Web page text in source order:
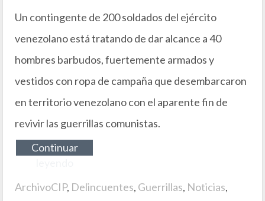
Un contingente de 200 soldados del ejército
venezolano está tratando de dar alcance a 40
hombres barbudos, fuertemente armados y
vestidos con ropa de campaña que desembarcaron
en territorio venezolano con el aparente fin de
revivir las guerrillas comunistas.
Continuar
ArchivoCIP, Delincuentes, Guerrillas, Noticias,